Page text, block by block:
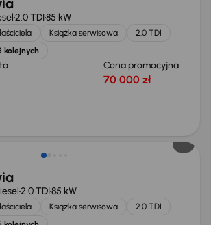
2.0 TDI85 kW
Książka serwisowa
2.0 TDI
kolejnych
Cena promocyjna
70 000 zł
2.0 TDI85 kW
Książka serwisowa
2.0 TDI